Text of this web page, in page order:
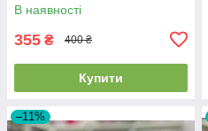
В наявності
355 ₴ 400 ₴
Купити
–11%